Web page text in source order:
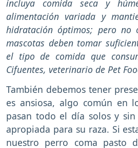
incluya comida seca y
alimentación variada y
hidratación óptimos; pero no
mascotas deben tomar
el tipo de comida que
Cifuentes, veterinario de Pet
También debemos tener
es ansiosa, algo común en
pasan todo el día solos y
apropiada para su raza. Si
nuestro perro coma pasto